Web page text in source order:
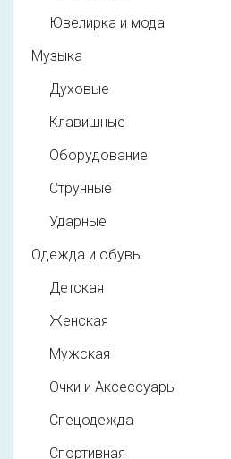
Ювелирка и мода
Музыка
Духовые
Клавишные
Оборудование
Струнные
Ударные
Одежда и обувь
Детская
Женская
Мужская
Очки и Аксессуары
Спецодежда
Спортивная